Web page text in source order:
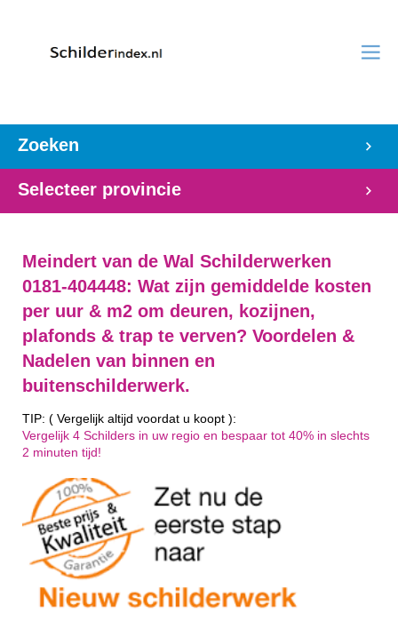
Zoeken
Selecteer provincie
Meindert van de Wal Schilderwerken
0181-404448: Wat zijn gemiddelde kosten
per uur & m2 om deuren, kozijnen,
plafonds & trap te verven? Voordelen &
Nadelen van binnen en
buitenschilderwerk.
TIP: ( Vergelijk altijd voordat u koopt ):
Vergelijk 4 Schilders in uw regio en bespaar tot 40% in slechts
2 minuten tijd!